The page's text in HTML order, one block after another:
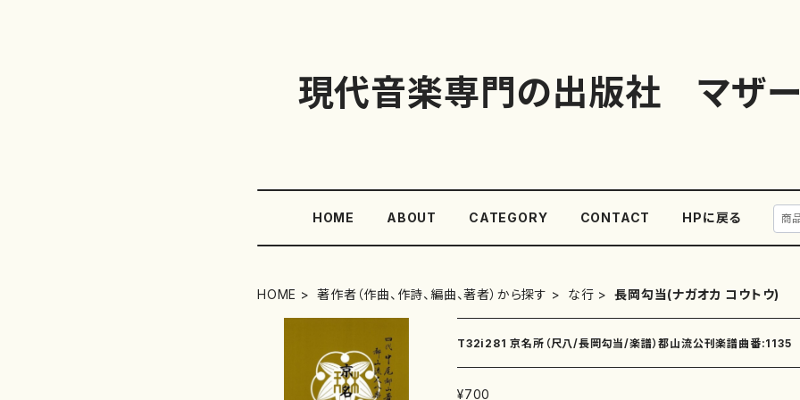
現代音楽専門の出版社 マザ
HOME ABOUT CATEGORY CONTACT HPに戻る
HOME 著作者（作曲、作詩、編曲、著者）から探す な行 長岡勾当(ナガオカ コウトウ)
T32i281 京名所（尺八/長岡勾当/楽譜）都山流公刊楽譜曲番:1135
¥700